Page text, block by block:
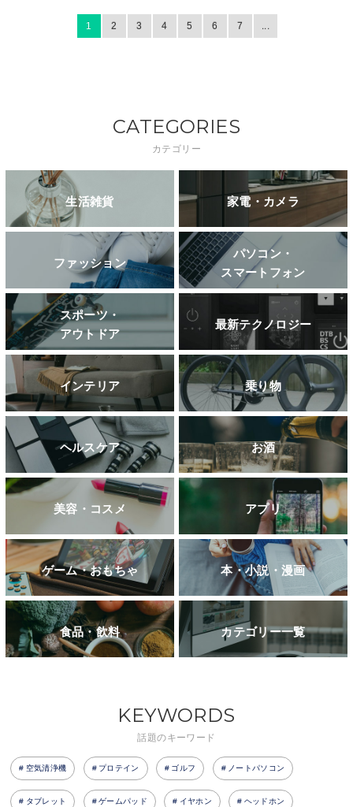
1 2 3 4 5 6 7 ...
CATEGORIES
カテゴリー
生活雑貨 家電・カメラ
ファッション
パソコン・
スマートフォン
スポーツ・
アウトドア
最新テクノロジー
インテリア 乗り物
ヘルスケア お酒
美容・コスメ アプリ
ゲーム・おもちゃ 本・小説・漫画
食品・飲料 カテゴリー一覧
KEYWORDS
話題のキーワード
空気清浄機 プロテイン ゴルフ ノートパソコン
タブレット ゲームパッド イヤホン ヘッドホン